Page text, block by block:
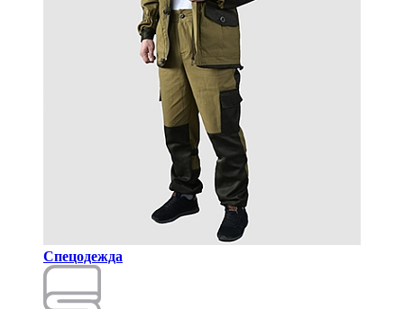
Спецодежда